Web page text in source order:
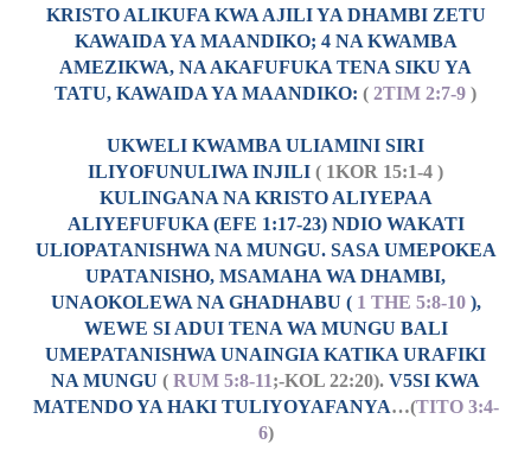
KRISTO ALIKUFA KWA AJILI YA DHAMBI ZETU
KAWAIDA YA MAANDIKO; 4 NA KWAMBA
AMEZIKWA, NA AKAFUFUKA TENA SIKU YA
TATU, KAWAIDA YA MAANDIKO: ( 2TIM 2:7-9 )
UKWELI KWAMBA ULIAMINI SIRI
ILIYOFUNULIWA INJILI ( 1KOR 15:1-4 )
KULINGANA NA KRISTO ALIYEPAA
ALIYEFUFUKA (EFE 1:17-23) NDIO WAKATI
ULIOPATANISHWA NA MUNGU. SASA UMEPOKEA
UPATANISHO, MSAMAHA WA DHAMBI,
UNAOKOLEWA NA GHADHABU ( 1 THE 5:8-10),
WEWE SI ADUI TENA WA MUNGU BALI
UMEPATANISHWA UNAINGIA KATIKA URAFIKI
NA MUNGU ( RUM 5:8-11;-KOL 22:20). V5SI KWA
MATENDO YA HAKI TULIYOYAFANYA…(TITO 3:4-
6)